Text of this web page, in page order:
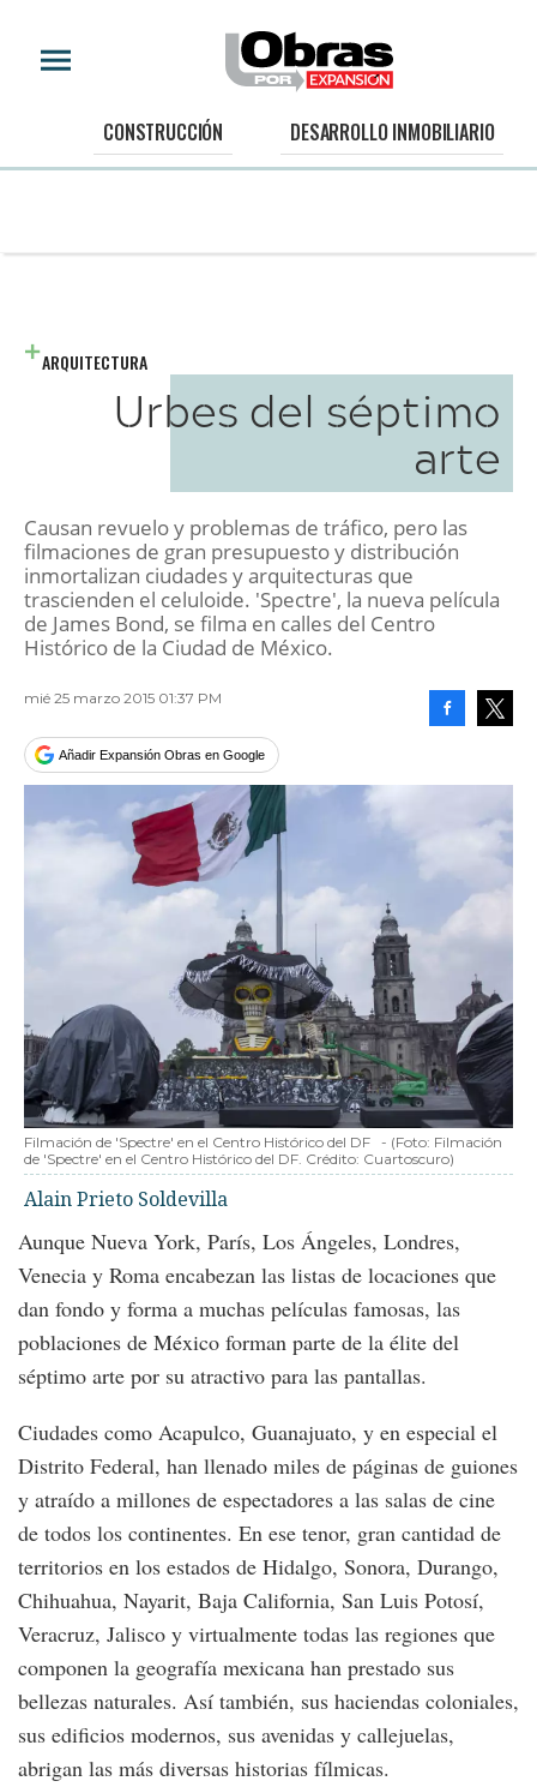
CONSTRUCCIÓN DESARROLLO INMOBILIARIO
ARQUITECTURA
Urbes del séptimo
arte
Causan revuelo y problemas de tráfico, pero las
filmaciones de gran presupuesto y distribución
inmortalizan ciudades y arquitecturas que
trascienden el celuloide. 'Spectre', la nueva película
de James Bond, se filma en calles del Centro
Histórico de la Ciudad de México.
mié 25 marzo 2015 01:37 PM
Añadir Expansión Obras en Google
Filmación de 'Spectre' en el Centro Histórico del DF - (Foto: Filmación
de 'Spectre' en el Centro Histórico del DF. Crédito: Cuartoscuro)
Alain Prieto Soldevilla
Aunque Nueva York, París, Los Ángeles, Londres,
Venecia y Roma encabezan las listas de locaciones que
dan fondo y forma a muchas películas famosas, las
poblaciones de México forman parte de la élite del
séptimo arte por su atractivo para las pantallas.
Ciudades como Acapulco, Guanajuato, y en especial el
Distrito Federal, han llenado miles de páginas de guiones
y atraído a millones de espectadores a las salas de cine
de todos los continentes. En ese tenor, gran cantidad de
territorios en los estados de Hidalgo, Sonora, Durango,
Chihuahua, Nayarit, Baja California, San Luis Potosí,
Veracruz, Jalisco y virtualmente todas las regiones que
componen la geografía mexicana han prestado sus
bellezas naturales. Así también, sus haciendas coloniales,
sus edificios modernos, sus avenidas y callejuelas,
abrigan las más diversas historias fílmicas.